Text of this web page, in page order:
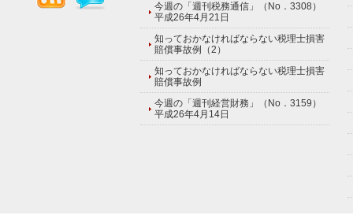
今週の「週刊税務通信」（No．3308）
平成26年4月21日
知っておかなければならない税理士損害
賠償事故例（2）
知っておかなければならない税理士損害
賠償事故例
今週の「週刊経営財務」（No．3159）
平成26年4月14日